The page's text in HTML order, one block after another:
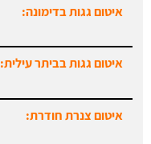
איטום גגות בדימונה:
איטום גגות בביתר עילית:
איטום צנרת חודרת: